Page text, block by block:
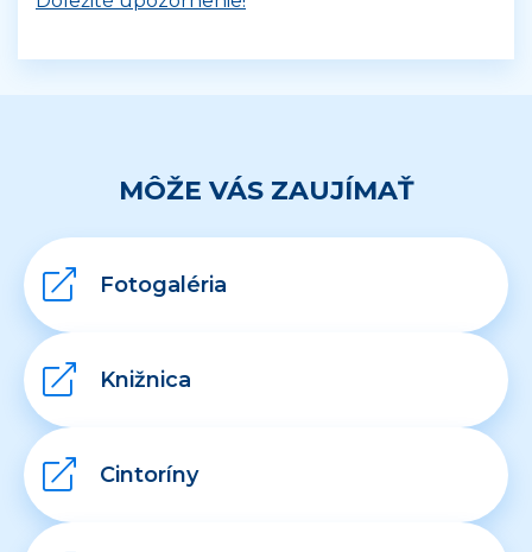
MÔŽE VÁS ZAUJÍMAŤ
Fotogaléria
Knižnica
Cintoríny